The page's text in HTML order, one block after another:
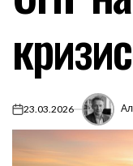
on23.03.2026